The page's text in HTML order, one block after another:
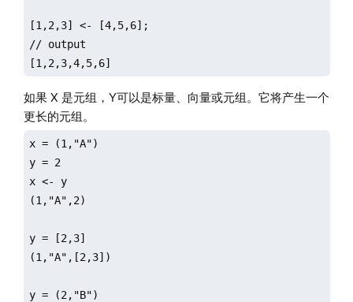
[1,2,3] <- [4,5,6];
// output
[1,2,3,4,5,6]
如果 X 是元组，Y可以是标量、向量或元组。它将产生一个
更长的元组。
x = (1,"A")
y = 2
x <- y
(1,"A",2)
y = [2,3]
(1,"A",[2,3])
y = (2,"B")